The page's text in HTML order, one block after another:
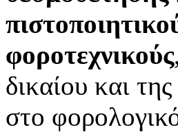
φοροτεχνικούς
δικαίου και
στο